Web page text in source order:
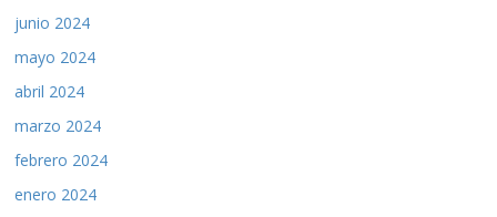
junio 2024
mayo 2024
abril 2024
marzo 2024
febrero 2024
enero 2024